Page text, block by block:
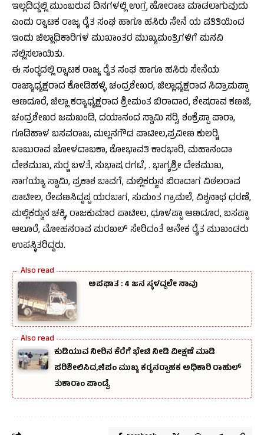
ಇಲ್ಲದಿದ್ದಲ್ಲಿ ಮುಂಬರುವ ದಿನಗಳಲ್ಲಿ ಉಗ್ರ ಹೋರಾಟ ಮಾಡಲಾಗುವುದು
ಎಂದು ರ‍್ನಾಟಕ ರಾಜ್ಯ ರೈತ ಸಂಘ ಹಾಗೂ ಹಸಿರು ಸೇನೆ ಯ ವತಿತಿಯಿಂದ
ಇಂದು ಜಿಲ್ಲಾಧಿಕಾರಿಗಳ ಮುಖಾಂತರ ಮುಖ್ಯಮಂತ್ರಿಗಳಿಗೆ ಮನವಿ
ಸಲ್ಲಿಸಲಾಯಿತು.
ಈ ಸಂರ‍್ಭದಲ್ಲಿ ರ‍್ನಾಟಕ ರಾಜ್ಯ ರೈತ ಸಂಘ ಹಾಗೂ ಹಸಿರು ಸೇನೆಯ
ರಾಜ್ಯಾಧ್ಯಕ್ಷರಾದ ಕೋಡಿಹಳ್ಳಿ ಚಂದ್ರಶೇಖರ, ಜಿಲ್ಲಾಧ್ಯಕ್ಷರಾದ ಸಿದ್ರಾಮಪ್ಪಾ
ಆಣದೂರೆ, ಜಿಲ್ಲಾ ಕರ‍್ಯಾಧ್ಯಕ್ಷರಾದ ಶ್ರೀಮಂತ ಬಿರಾದಾರ, ಶೇಷರಾವ ಕಣಜಿ,
ಚಂದ್ರಶೇಖರ ಜಮಖಂಡಿ, ದಯಾನಂದ ಸ್ವಾಮಿ ಸರ‍್ಸಿ, ಶಂಕ್ರೆಪ್ಪಾ ಪಾರಾ,
ಗೂಡಿಹಾಳ ಬಸವರಾಜ, ಮಲ್ಲನಗೌಡ ಪಾಟೀಲ,ಪ್ರವೀಣ ಕುಲರ‍್ಣಿ,
ಬಾಬುರಾವ ಜೋಳದಾಬಕಾ, ಶೋಭಾವತಿ ಕಾರಭಾರಿ, ಮಹಾನಂದಾ
ದೇಶಮುಖ, ಸುರ‍್ಣ ಬಳತೆ, ಸುಭಾಷ ರಗಟೆ, . ಭಾಗ್ಯಶ್ರೀ ದೇಶಮುಖ,
ನಾಗಯ್ಯಾ ಸ್ವಾಮಿ, ಪ್ರಕಾಶ ಬಾವಗೆ, ಮಲ್ಲಿಕರ‍್ಜುನ ಬಿರಾದಾಗ ವಿಠಲರಾವ
ಪಾಟೀಲ, ರೇವಣಸಿದ್ದಪ್ಪ ಯರಬಾಗ, ಸುಮಂತ ಗ್ರಾಮಲೆ, ವಿಶ್ವನಾಥ ಧರಣೆ,
ಮಲ್ಲಿಕರ‍್ಜುನ ಚಕ್ಕಿ, ರಾಜಕುಮಾರ ಪಾಟೀಲ, ಧೂಳಪ್ಪಾ ಆಣದೂರ, ಬಸಪ್ಪಾ
ಆಲೂರೆ, ಮೋಹನರಾವ ಮರಖಲ್ ಸೇರಿದಂತೆ ಅನೇಕ ರೈತ ಮುಖಂಡರು
ಉಪಸ್ಥಿತರಿದ್ದರು.
ಅಪಘಾತ : 4 ಜನ ಸ್ಥಳದ್ದಲೇ ಸಾವು
ಕುಡಿಯುವ ನೀರಿನ ಕೆರೆಗೆ ಭೇಟಿ ನೀಡಿ ವೀಕ್ಷಣೆ ಮಾಡಿ
ಪರಿಶೀಲಿಸಿದ,ಜಿಪಂ ಮುಖ್ಯ ಕರ‍್ಯನರ‍್ವಾಹಕ ಅಧಿಕಾರಿ ರಾಹುಲ್‌
ತುಕಾರಾಂ ಪಾಂಡ್ವೆ.